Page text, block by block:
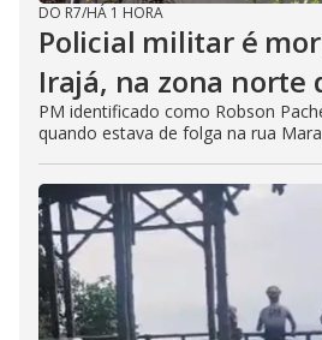
DO R7/HÁ 1 HORA
Policial militar é
Irajá, na zona norte
PM identificado como Robson
quando estava de folga na rua